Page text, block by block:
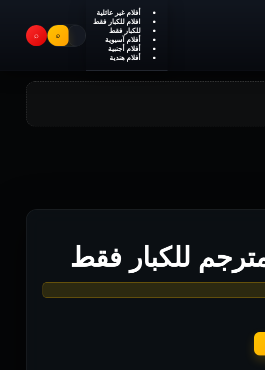
أفلام غير عائلية
افلام للكبار فقط
للكبار فقط
أفلام آسيوية
أفلام أجنبية
أفلام هندية
⌕
⌕